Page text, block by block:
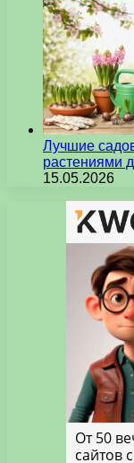
Лучшие
растениями
15.05.2026